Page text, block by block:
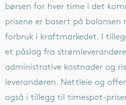
børsen for hver time i det
prisene er basert på balansen
forbruk i kraftmarkedet. I
et påslag fra
administrative kostnader og
leverandøren. Nettleie og
også i tillegg til timespot-